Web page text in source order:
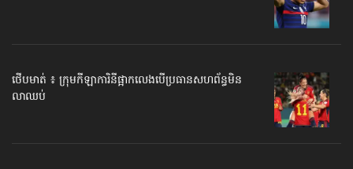
ថើបមាត់ ៖ ក្រុមកីឡាការិនី​ផ្អាកលេង​​បើប្រធានសហព័ន្ធ​មិន
លាឈប់